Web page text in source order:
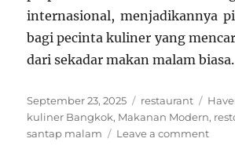
internasional, menjadikannya
bagi pecinta kuliner yang
dari sekadar makan malam biasa.
Posted
on
September 23, 2025 Categories
restaurant Tags
kuliner Bangkok, Makanan Modern,
santap malam
Leave a commenton